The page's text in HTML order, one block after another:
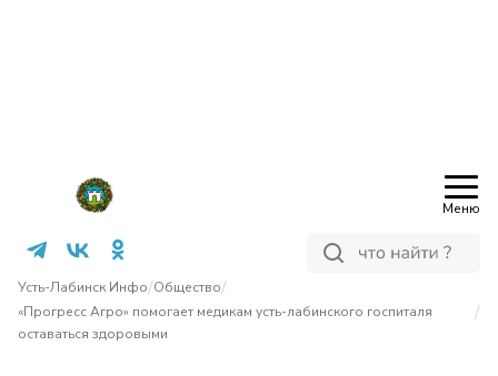
Меню
Усть-Лабинск Инфо/Общество/
«Прогресс Агро» помогает медикам усть-лабинского госпиталя
оставаться здоровыми
/